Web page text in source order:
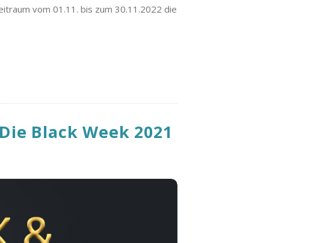
vom 01.11. bis zum 30.11.2022 die
Black Week 2021